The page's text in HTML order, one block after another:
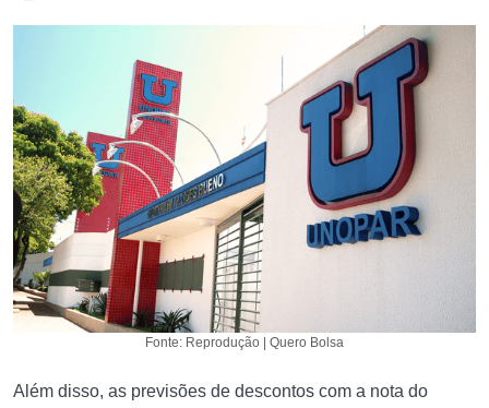
Fonte: Reprodução | Quero Bolsa
Além disso, as previsões de descontos com a nota do